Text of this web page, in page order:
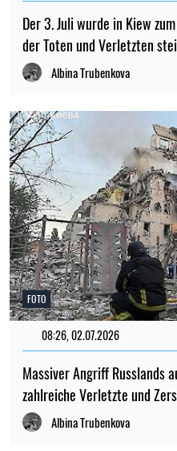
Der 3. Juli wurde in Kiew
der Toten und Verletzten
Albina Trubenkova
FOTO
08:26, 02.07.2026
Massiver Angriff Russlands
zahlreiche Verletzte und
Albina Trubenkova